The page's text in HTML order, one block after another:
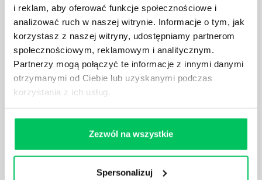
i reklam, aby oferować funkcje społecznościowe i
analizować ruch w naszej witrynie. Informacje o tym, jak
korzystasz z naszej witryny, udostępniamy partnerom
społecznościowym, reklamowym i analitycznym.
Partnerzy mogą połączyć te informacje z innymi danymi
otrzymanymi od Ciebie lub uzyskanymi podczas
korzystania z ich usług.
Zezwól na wszystkie
Spersonalizuj
działu.
JAKĄ METODĘ ZARZĄDZANIA POWINIEN ZNAĆ
KAŻDY MENEDŻER?
się niezwykle przydatne. Zarządzanie zasobami
ludzkimi oraz poszczególnymi etapami projektu nie
jest jednak łatwe i warto mieć tego świadomość.